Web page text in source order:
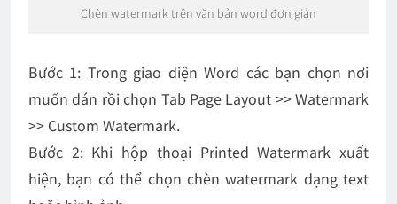
Chèn watermark trên văn bản word đơn giản
Bước 1: Trong giao diện Word các bạn chọn nơi
muốn dán rồi chọn Tab Page Layout >>Watermark
>> Custom Watermark.
Bước 2: Khi hộp thoại Printed Watermark xuất
hiện, bạn có thể chọn chèn watermark dạng text